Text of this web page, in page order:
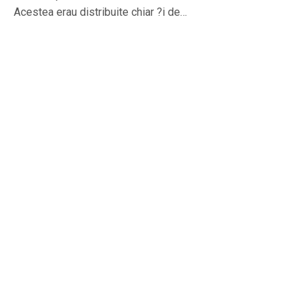
Acestea erau distribuite chiar ?i de…